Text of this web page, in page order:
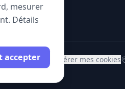
Gérer mes cookies
mesurer
Détails
accepter